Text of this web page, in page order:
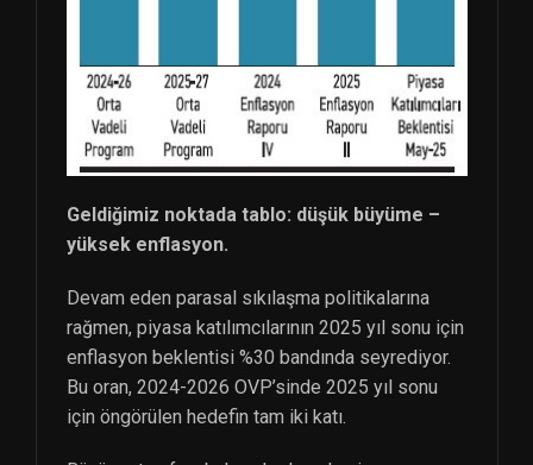
Geldiğimiz noktada tablo: düşük büyüme –
yüksek enflasyon.
Devam eden parasal sıkılaşma politikalarına
rağmen, piyasa katılımcılarının 2025 yıl sonu için
enflasyon beklentisi %30 bandında seyrediyor.
Bu oran, 2024-2026 OVP’sinde 2025 yıl sonu
için öngörülen hedefin tam iki katı.